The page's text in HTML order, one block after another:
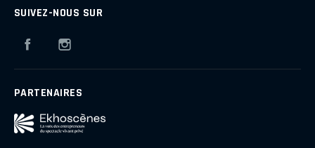
SUIVEZ-NOUS SUR
Facebook
PARTENAIRES